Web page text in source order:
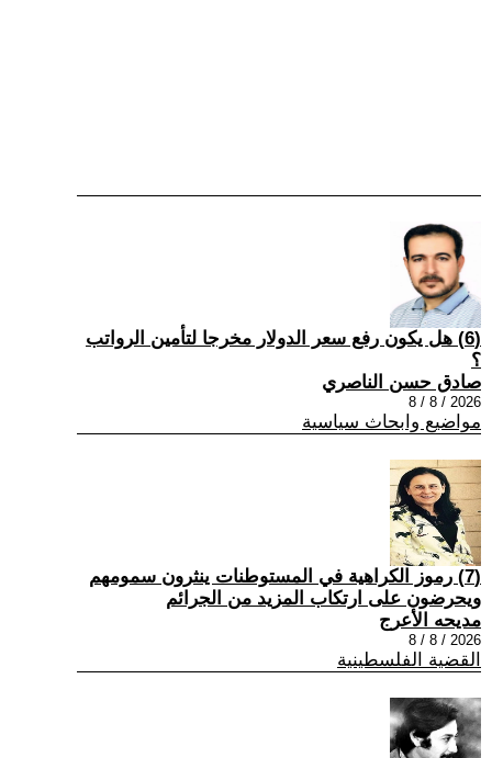
(6) هل يكون رفع سعر الدولار مخرجا لتأمين الرواتب
؟
صادق حسن الناصري
2026 / 8 / 8
مواضيع وابحاث سياسية
(7) رموز الكراهية في المستوطنات ينثرون سمومهم
ويحرضون على ارتكاب المزيد من الجرائم
مديحه الأعرج
2026 / 8 / 8
القضية الفلسطينية